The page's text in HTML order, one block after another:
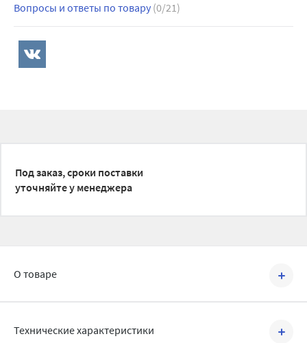
Вопросы и ответы по товару (0/21)
Под заказ, сроки поставки
уточняйте у менеджера
О товаре
Технические характеристики